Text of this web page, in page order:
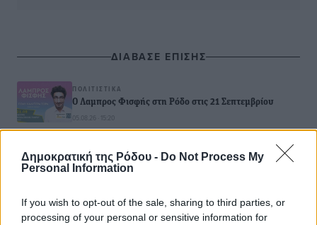
Δημοκρατική της Ρόδου - Do Not Process My
Personal Information
If you wish to opt-out of the sale, sharing to third parties, or
processing of your personal or sensitive information for
ΔΙΑΒΑΣΕ ΕΠΙΣΗΣ
ΠΟΛΙΤΙΣΤΙΚΆ
Ο Λαμπρος Φισφής στη Ρόδο στις 21 Σεπτεμβρίου
05.08.26 · 15:20
Η Ροδίτισσα ηθοποιός και χορεύτρια Μαρία Μανιώτη
συντελεστής στην ιστορική έκθεση για τη Ζουζού
04.08.26 · 11:15